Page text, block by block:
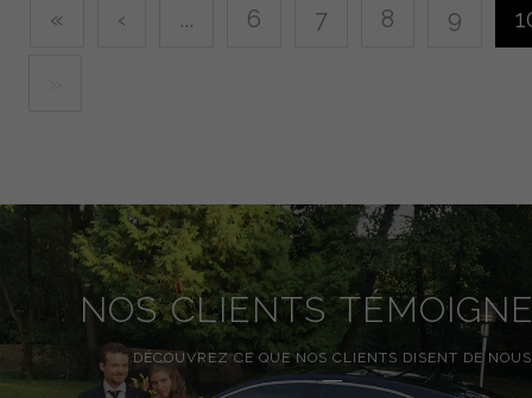
« ‹ ... 6 7 8 9
NOS CLIENTS
DÉCOUVREZ CE QUE NOS CLIENTS DISENT DE NOUS